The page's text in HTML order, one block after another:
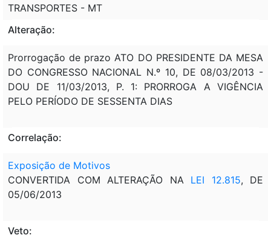
TRANSPORTES - MT
Alteração:
Prorrogação de prazo ATO DO PRESIDENTE DA MESA
DO CONGRESSO NACIONAL N.º 10, DE 08/03/2013 -
DOU DE 11/03/2013, P. 1: PRORROGA A VIGÊNCIA
PELO PERÍODO DE SESSENTA DIAS
Correlação:
Exposição de Motivos
CONVERTIDA COM ALTERAÇÃO NA LEI 12.815, DE
05/06/2013
Veto: